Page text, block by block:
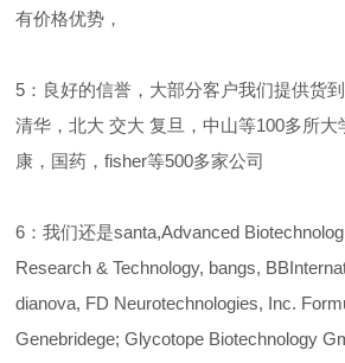
有价格优势，
5：良好的信誉，大部分客户我们提供货
清华，北大 交大 复旦，中山等100多所大
康，国药，fisher等500多家公司
6：我们还是santa,Advanced
Research & Technology, bangs,
dianova, FD Neurotechnologies, Inc.
Genebridege; Glycotope Biotechnology